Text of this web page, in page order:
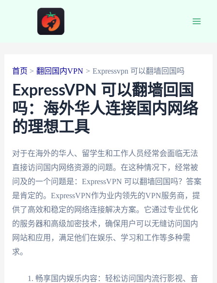
首页 翻回国内VPN Expressvpn 可以翻墙回国吗
ExpressVPN 可以翻墙回国
吗：海外华人连接国内网络
的理想工具
对于在海外的华人、留学生和工作人员经常会面临无法
直接访问国内网络资源的问题。在这种情况下，经常被
问及的一个问题是：ExpressVPN 可以翻墙回国吗？答案
是肯定的。ExpressVPN作为业内领先的VPN服务商，提
供了高效和稳定的网络连接解决方案。它通过专业优化
的服务器和高级加密技术，确保用户可以无缝访问国内
网站和应用，满足他们在娱乐、学习和工作等多种需
求。
畅享国内娱乐内容：轻松访问国内流行影视、音